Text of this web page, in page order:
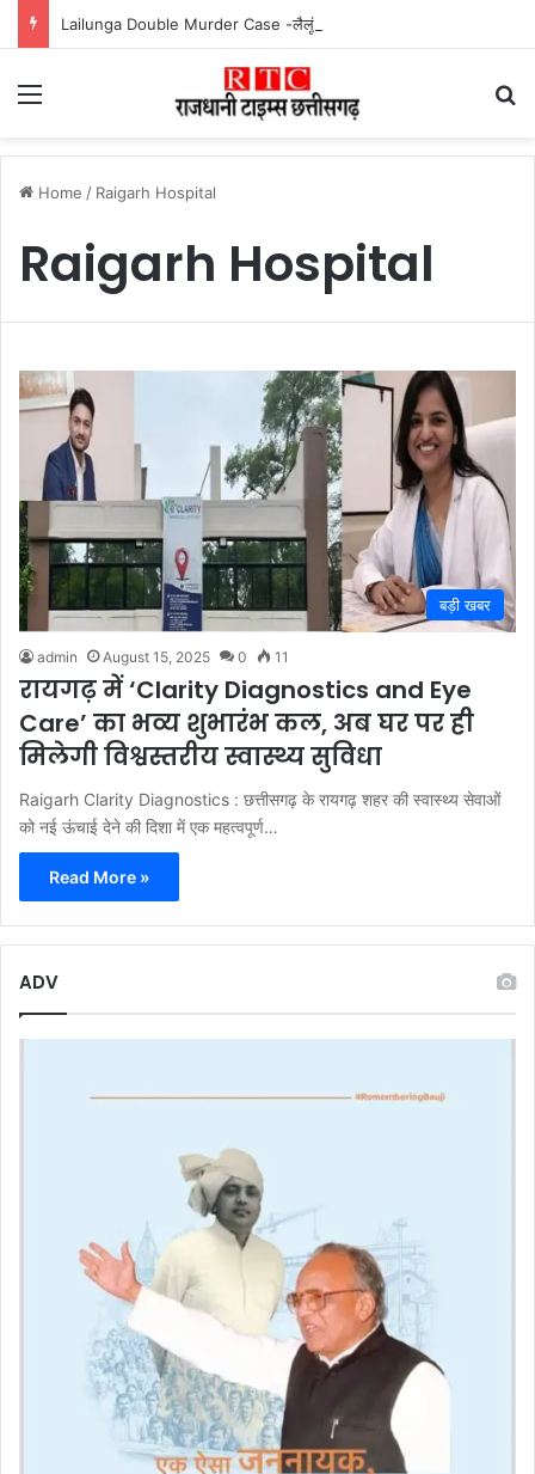
Menu
Home / Raigarh Hospital
Raigarh Hospital
बड़ी खबर
admin August 15, 2025 0 11
रायगढ़ में ‘Clarity Diagnostics and Eye
Care’ का भव्य शुभारंंभ कल, अब घर पर ही
मिलेगी विश्वस्तरीय स्वास्थ्य सुविधा
Raigarh Clarity Diagnostics : छत्तीसगढ़ के रायगढ़ शहर की स्वास्थ्य सेवाओं
को नई ऊंचाई देने की दिशा में एक महत्वपूर्ण…
Read More »
ADV